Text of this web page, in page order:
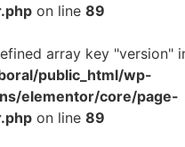
on line 89
array key "version"
public_html/wp-
elementor/core/page-
on line 89